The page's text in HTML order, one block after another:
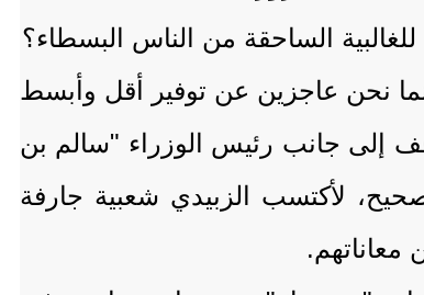
الساحقة من الناس البسطاء؟
نحن عاجزين عن توفير أقل وأبسط
إلى جانب رئيس الوزراء "سالم بن
لأكتسب الزبيدي شعبية جارفة